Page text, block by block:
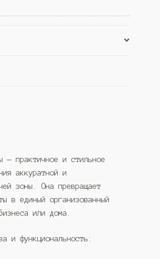
— практичное и стильное
аккуратной и
зоны. Она превращает
в единый организованный
или дома.
и функциональность: